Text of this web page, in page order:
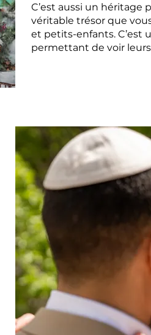
C’est aussi un héritage
véritable trésor que
et petits-enfants. C’est
permettant de voir